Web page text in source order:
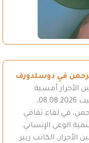
في دوسلدورف
الأحرار أمسية
شعرية في مدينة دوسلدورف، يوم السبت 08.08.2026،
في لقاء ثقافي
الوعي الإنساني.
الكاتب ريبر